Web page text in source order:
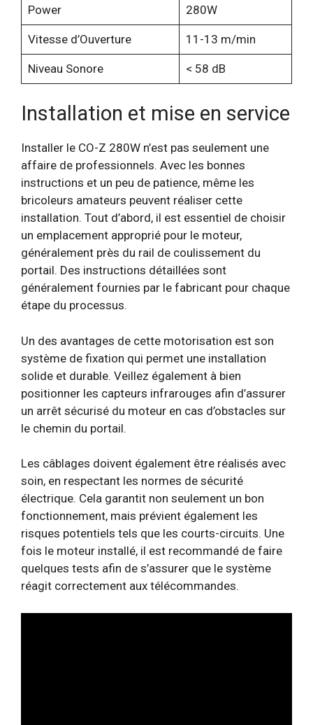
Power 280W
Vitesse d’Ouverture 11-13 m/min
Niveau Sonore < 58 dB
Installation et mise en service
Installer le CO-Z 280W n’est pas seulement une
affaire de professionnels. Avec les bonnes
instructions et un peu de patience, même les
bricoleurs amateurs peuvent réaliser cette
installation. Tout d’abord, il est essentiel de choisir
un emplacement approprié pour le moteur,
généralement près du rail de coulissement du
portail. Des instructions détaillées sont
généralement fournies par le fabricant pour chaque
étape du processus.
Un des avantages de cette motorisation est son
système de fixation qui permet une installation
solide et durable. Veillez également à bien
positionner les capteurs infrarouges afin d’assurer
un arrêt sécurisé du moteur en cas d’obstacles sur
le chemin du portail.
Les câblages doivent également être réalisés avec
soin, en respectant les normes de sécurité
électrique. Cela garantit non seulement un bon
fonctionnement, mais prévient également les
risques potentiels tels que les courts-circuits. Une
fois le moteur installé, il est recommandé de faire
quelques tests afin de s’assurer que le système
réagit correctement aux télécommandes.